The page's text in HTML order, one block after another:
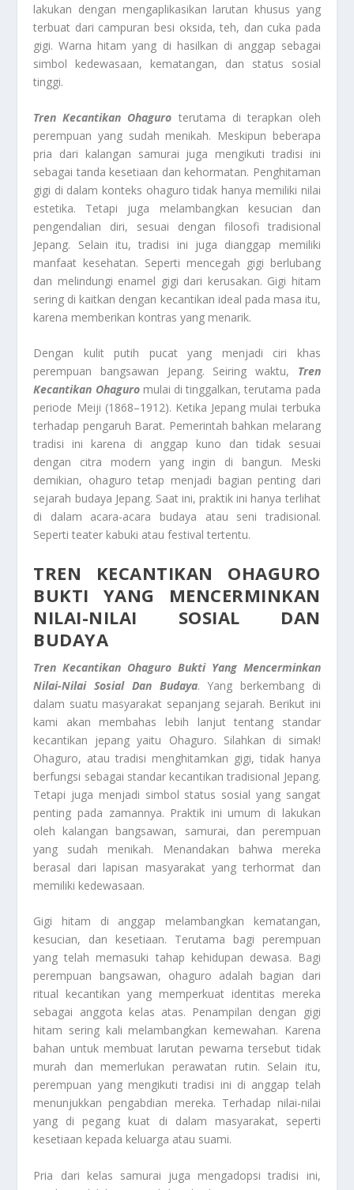
lakukan dengan mengaplikasikan larutan khusus yang
terbuat dari campuran besi oksida, teh, dan cuka pada
gigi. Warna hitam yang di hasilkan di anggap sebagai
simbol kedewasaan, kematangan, dan status sosial
tinggi.
Tren Kecantikan Ohaguro terutama di terapkan oleh
perempuan yang sudah menikah. Meskipun beberapa
pria dari kalangan samurai juga mengikuti tradisi ini
sebagai tanda kesetiaan dan kehormatan. Penghitaman
gigi di dalam konteks ohaguro tidak hanya memiliki nilai
estetika. Tetapi juga melambangkan kesucian dan
pengendalian diri, sesuai dengan filosofi tradisional
Jepang. Selain itu, tradisi ini juga dianggap memiliki
manfaat kesehatan. Seperti mencegah gigi berlubang
dan melindungi enamel gigi dari kerusakan. Gigi hitam
sering di kaitkan dengan kecantikan ideal pada masa itu,
karena memberikan kontras yang menarik.
Dengan kulit putih pucat yang menjadi ciri khas
perempuan bangsawan Jepang. Seiring waktu, Tren
Kecantikan Ohaguromulai di tinggalkan, terutama pada
periode Meiji (1868–1912). Ketika Jepang mulai terbuka
terhadap pengaruh Barat. Pemerintah bahkan melarang
tradisi ini karena di anggap kuno dan tidak sesuai
dengan citra modern yang ingin di bangun. Meski
demikian, ohaguro tetap menjadi bagian penting dari
sejarah budaya Jepang. Saat ini, praktik ini hanya terlihat
di dalam acara-acara budaya atau seni tradisional.
Seperti teater kabuki atau festival tertentu.
TREN KECANTIKAN OHAGURO
BUKTI YANG MENCERMINKAN
NILAI-NILAI SOSIAL DAN
BUDAYA
Tren Kecantikan Ohaguro Bukti Yang Mencerminkan
Nilai-Nilai Sosial Dan Budaya. Yang berkembang di
dalam suatu masyarakat sepanjang sejarah. Berikut ini
kami akan membahas lebih lanjut tentang standar
kecantikan jepang yaitu Ohaguro. Silahkan di simak!
Ohaguro, atau tradisi menghitamkan gigi, tidak hanya
berfungsi sebagai standar kecantikan tradisional Jepang.
Tetapi juga menjadi simbol status sosial yang sangat
penting pada zamannya. Praktik ini umum di lakukan
oleh kalangan bangsawan, samurai, dan perempuan
yang sudah menikah. Menandakan bahwa mereka
berasal dari lapisan masyarakat yang terhormat dan
memiliki kedewasaan.
Gigi hitam di anggap melambangkan kematangan,
kesucian, dan kesetiaan. Terutama bagi perempuan
yang telah memasuki tahap kehidupan dewasa. Bagi
perempuan bangsawan, ohaguro adalah bagian dari
ritual kecantikan yang memperkuat identitas mereka
sebagai anggota kelas atas. Penampilan dengan gigi
hitam sering kali melambangkan kemewahan. Karena
bahan untuk membuat larutan pewarna tersebut tidak
murah dan memerlukan perawatan rutin. Selain itu,
perempuan yang mengikuti tradisi ini di anggap telah
menunjukkan pengabdian mereka. Terhadap nilai-nilai
yang di pegang kuat di dalam masyarakat, seperti
kesetiaan kepada keluarga atau suami.
Pria dari kelas samurai juga mengadopsi tradisi ini,